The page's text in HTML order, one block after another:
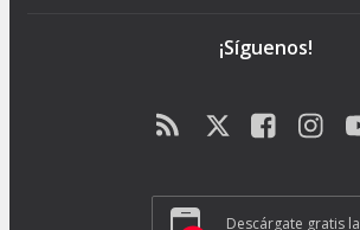
¡Síguenos!
Descárgate gratis la